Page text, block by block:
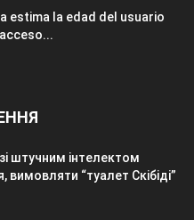
estima la edad del usuario
штучним інтелектом
“туалет Скібіді”